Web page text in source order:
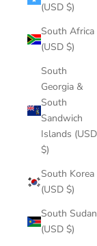
(USD $)
South Africa
(USD $)
South
Georgia &
South
Sandwich
Islands (USD
$)
South Korea
(USD $)
South Sudan
(USD $)